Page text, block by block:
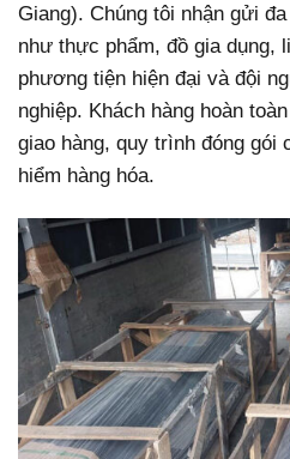
Giang). Chúng tôi nhận gửi
như thực phẩm, đồ gia dụng,
phương tiện hiện đại và đội
nghiệp. Khách hàng hoàn
giao hàng, quy trình đóng gói
hiểm hàng hóa.